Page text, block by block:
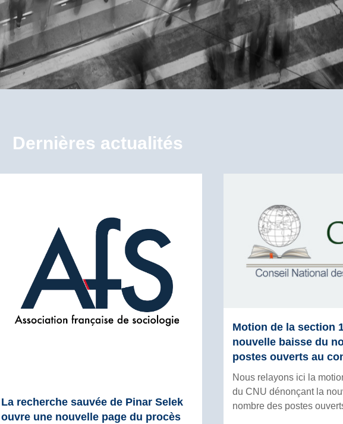
Dernières actualités
La recherche sauvée de Pinar Selek
ouvre une nouvelle page du procès
Motion de la section
nouvelle baisse du
postes ouverts au
Nous relayons ici la
du CNU dénonçant la
nombre des postes